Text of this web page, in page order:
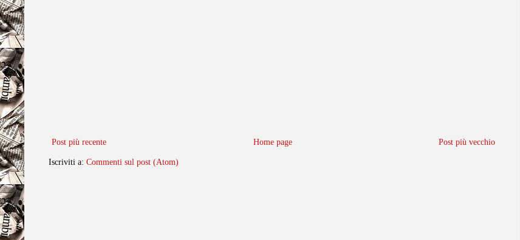
Post più recente Post più vecchio
Home page
Iscriviti a: Commenti sul post (Atom)